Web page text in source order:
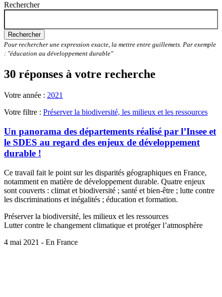
Rechercher
Rechercher
Pour rechercher une expression exacte, la mettre entre guillemets. Par exemple
: "éducation au développement durable"
30 réponses à votre recherche
Votre année : 2021
Votre filtre : Préserver la biodiversité, les milieux et les ressources
Un panorama des départements réalisé par l’Insee et
le SDES au regard des enjeux de développement
durable !
Ce travail fait le point sur les disparités géographiques en France,
notamment en matière de développement durable. Quatre enjeux
sont couverts : climat et biodiversité ; santé et bien‑être ; lutte contre
les discriminations et inégalités ; éducation et formation.
Préserver la biodiversité, les milieux et les ressources
Lutter contre le changement climatique et protéger l’atmosphère
4 mai 2021 - En France